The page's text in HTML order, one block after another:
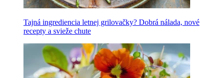
Tajná ingrediencia letnej grilovačky? Dobrá nálada, nové
recepty a svieže chute